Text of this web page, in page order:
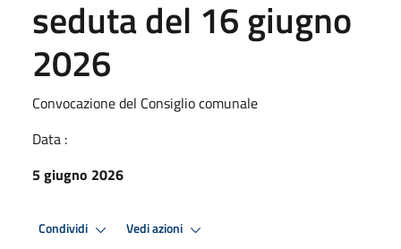
seduta del 16 giugno
2026
Convocazione del Consiglio comunale
Data :
5 giugno 2026
Condividi Vedi azioni